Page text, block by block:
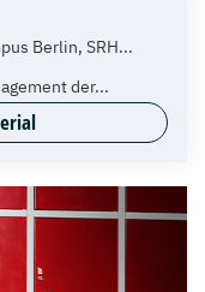
Berlin, SRH...
der...